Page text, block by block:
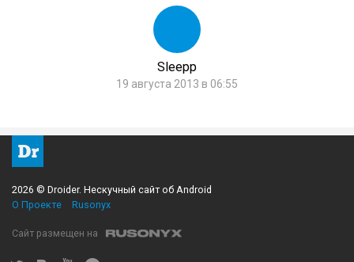
Sleepp
19 августа 2013 в 06:55
2026 © Droider. Нескучный сайт об Android
О Проекте
Rusonyx
Сайт размещен на